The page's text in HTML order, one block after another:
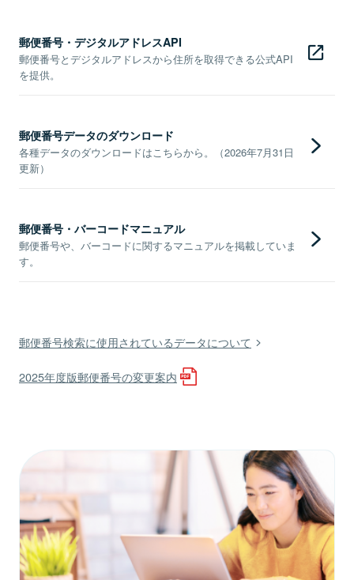
郵便番号・デジタルアドレスAPI
郵便番号とデジタルアドレスから住所を取得できる公式API
を提供。
郵便番号データのダウンロード
各種データのダウンロードはこちらから。（2026年7月31日
更新）
郵便番号・バーコードマニュアル
郵便番号や、バーコードに関するマニュアルを掲載していま
す。
郵便番号検索に使用されているデータについて
2025年度版郵便番号の変更案内